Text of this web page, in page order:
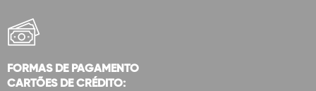
FORMAS DE PAGAMENTO
CARTÕES DE CRÉDITO: